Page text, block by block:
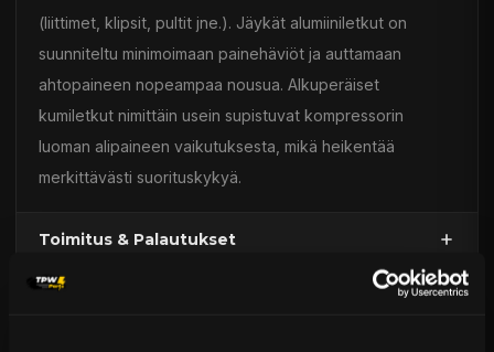
(liittimet, klipsit, pultit jne.). Jäykät alumiiniletkut on
suunniteltu minimoimaan painehäviöt ja auttamaan
ahtopaineen nopeampaa nousua. Alkuperäiset
kumiletkut nimittäin usein supistuvat kompressorin
luoman alipaineen vaikutuksesta, mikä heikentää
merkittävästi suorituskykyä.
Toimitus & Palautukset
Tekniset kysymykset